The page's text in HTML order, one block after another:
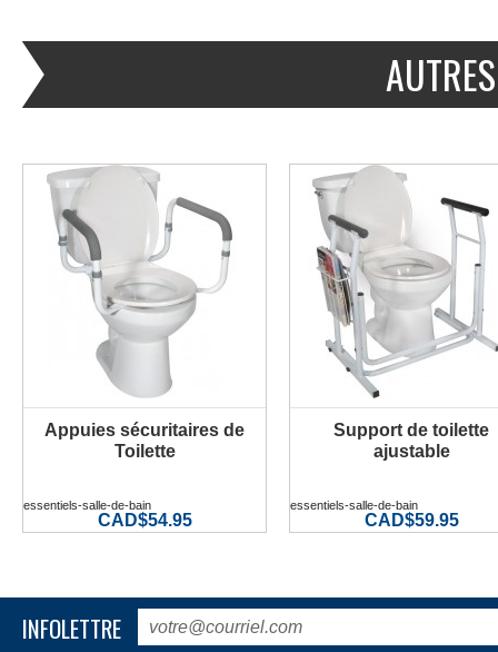
Appuies sécuritaires de
Toilette
essentiels-salle-de-bain
CAD$54.95
Support de toilette
ajustable
essentiels-salle-de-bain
CAD$59.95
PLUS D'INFORMATION PLUS D'INFORMATION
INFOLETTRE